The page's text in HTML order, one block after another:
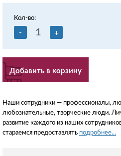
Кол-во:
- +
Добавить в корзину
Наши сотрудники — профессионалы,
любознательные, творческие люди.
развитие каждого из наших
стараемся предоставлять подробнее...